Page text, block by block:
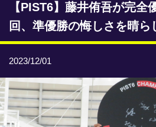
本日のおすすめレース
年間開催予定表
トリマクリオリジナル予想
トリマクリコラム
お知らせ
【PIST6】藤井侑吾が完
回、準優勝の悔しさを晴ら
2023/12/01